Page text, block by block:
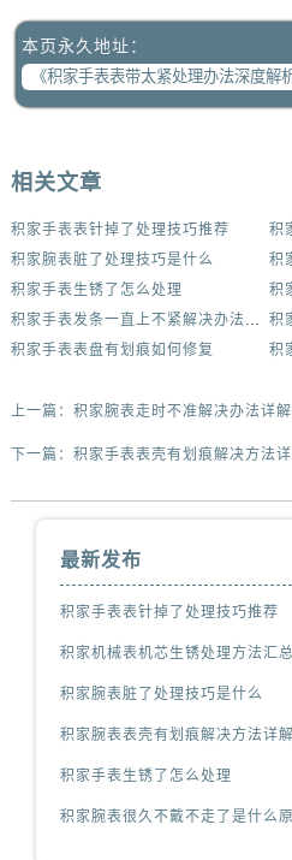
本页永久地址：
相关文章
积家手表表针掉了处理技巧推荐
积
积家腕表脏了处理技巧是什么
积
积家手表生锈了怎么处理
积
积
积家手表表盘有划痕如何修复
积
上一篇： 积家腕表走时不准解决办法详解
下一篇： 积家手表表壳有划痕解决方法
最新发布
积家手表表针掉了处理技巧推荐
积家机械表机芯生锈处理方法汇总
积家腕表脏了处理技巧是什么
积家腕表表壳有划痕解决方法详解
积家手表生锈了怎么处理
积家腕表很久不戴不走了是什么